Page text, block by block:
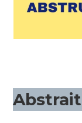
Abstrait